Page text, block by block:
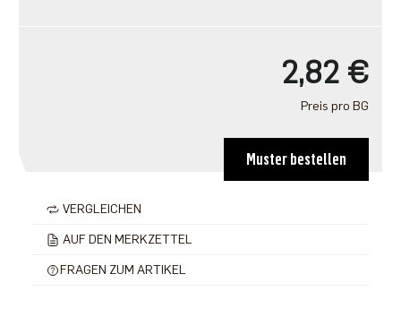
2,82 €
Preis pro BG
Muster bestellen
VERGLEICHEN
AUF DEN MERKZETTEL
FRAGEN ZUM ARTIKEL